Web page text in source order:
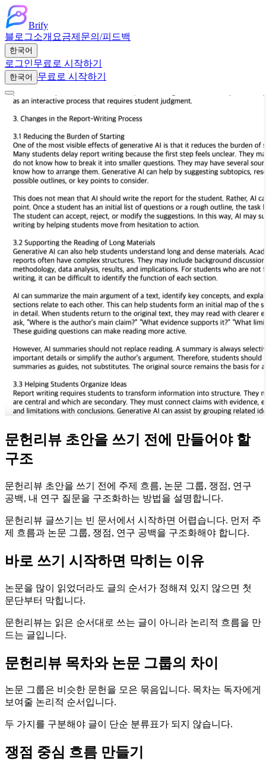
Brify
블로그소개 요금제 문의/피드백
한국어
로그인무료로 시작하기
한국어 무료로 시작하기
문헌리뷰 초안을 쓰기 전에 만들어야 할
구조
문헌리뷰 초안을 쓰기 전에 주제 흐름, 논문 그룹, 쟁점, 연구
공백, 내 연구 질문을 구조화하는 방법을 설명합니다.
문헌리뷰 글쓰기는 빈 문서에서 시작하면 어렵습니다. 먼저 주
제 흐름과 논문 그룹, 쟁점, 연구 공백을 구조화해야 합니다.
바로 쓰기 시작하면 막히는 이유
논문을 많이 읽었더라도 글의 순서가 정해져 있지 않으면 첫
문단부터 막힙니다.
문헌리뷰는 읽은 순서대로 쓰는 글이 아니라 논리적 흐름을 만
드는 글입니다.
문헌리뷰 목차와 논문 그룹의 차이
논문 그룹은 비슷한 문헌을 모은 묶음입니다. 목차는 독자에게
보여줄 논리적 순서입니다.
두 가지를 구분해야 글이 단순 분류표가 되지 않습니다.
쟁점 중심 흐름 만들기